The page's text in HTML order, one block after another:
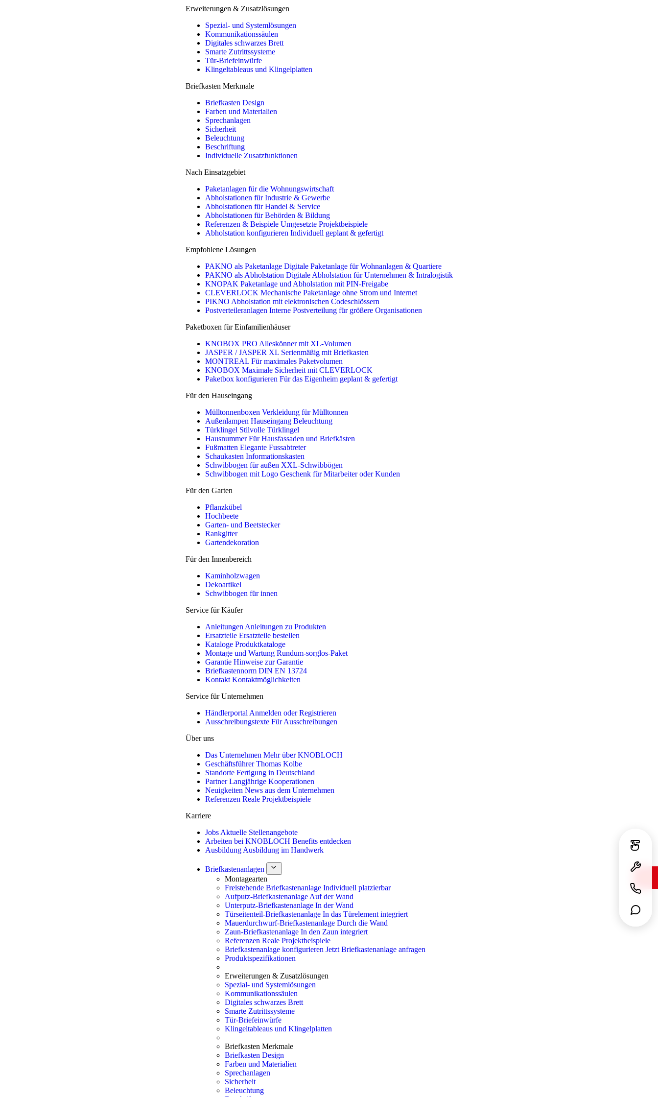
Erweiterungen & Zusatzlösungen
Spezial- und Systemlösungen
Kommunikationssäulen
Digitales schwarzes Brett
Smarte Zutrittssysteme
Tür-Briefeinwürfe
Klingeltableaus und Klingelplatten
Briefkasten Merkmale
Briefkasten Design
Farben und Materialien
Sprechanlagen
Sicherheit
Beleuchtung
Beschriftung
Individuelle Zusatzfunktionen
Nach Einsatzgebiet
Paketanlagen für die Wohnungswirtschaft
Abholstationen für Industrie & Gewerbe
Abholstationen für Handel & Service
Abholstationen für Behörden & Bildung
Referenzen & Beispiele Umgesetzte Projektbeispiele
Abholstation konfigurieren Individuell geplant & gefertigt
Empfohlene Lösungen
PAKNO als Paketanlage Digitale Paketanlage für Wohnanlagen & Quartiere
PAKNO als Abholstation Digitale Abholstation für Unternehmen & Intralogistik
KNOPAK Paketanlage und Abholstation mit PIN-Freigabe
CLEVERLOCK Mechanische Paketanlage ohne Strom und Internet
PIKNO Abholstation mit elektronischen Codeschlössern
Postverteileranlagen Interne Postverteilung für größere Organisationen
Paketboxen für Einfamilienhäuser
KNOBOX PRO Alleskönner mit XL-Volumen
JASPER / JASPER XL Serienmäßig mit Briefkasten
MONTREAL Für maximales Paketvolumen
KNOBOX Maximale Sicherheit mit CLEVERLOCK
Paketbox konfigurieren Für das Eigenheim geplant & gefertigt
Für den Hauseingang
Mülltonnenboxen Verkleidung für Mülltonnen
Außenlampen Hauseingang Beleuchtung
Türklingel Stilvolle Türklingel
Hausnummer Für Hausfassaden und Briefkästen
Fußmatten Elegante Fussabtreter
Schaukasten Informationskasten
Schwibbogen für außen XXL-Schwibbögen
Schwibbogen mit Logo Geschenk für Mitarbeiter oder Kunden
Für den Garten
Pflanzkübel
Hochbeete
Garten- und Beetstecker
Rankgitter
Gartendekoration
Für den Innenbereich
Kaminholzwagen
Dekoartikel
Schwibbogen für innen
Service für Käufer
Anleitungen Anleitungen zu Produkten
Ersatzteile Ersatzteile bestellen
Kataloge Produktkataloge
Montage und Wartung Rundum-sorglos-Paket
Garantie Hinweise zur Garantie
Briefkastennorm DIN EN 13724
Kontakt Kontaktmöglichkeiten
Service für Unternehmen
Händlerportal Anmelden oder Registrieren
Ausschreibungstexte Für Ausschreibungen
Über uns
Das Unternehmen Mehr über KNOBLOCH
Geschäftsführer Thomas Kolbe
Standorte Fertigung in Deutschland
Partner Langjährige Kooperationen
Neuigkeiten News aus dem Unternehmen
Referenzen Reale Projektbeispiele
Karriere
Jobs Aktuelle Stellenangebote
Arbeiten bei KNOBLOCH Benefits entdecken
Ausbildung Ausbildung im Handwerk
Briefkastenanlagen
Montagearten
Freistehende Briefkastenanlage Individuell platzierbar
Aufputz-Briefkastenanlage Auf der Wand
Unterputz-Briefkastenanlage In der Wand
Türseitenteil-Briefkastenanlage In das Türelement integriert
Mauerdurchwurf-Briefkastenanlage Durch die Wand
Zaun-Briefkastenanlage In den Zaun integriert
Referenzen Reale Projektbeispiele
Briefkastenanlage konfigurieren Jetzt Briefkastenanlage anfragen
Produktspezifikationen
Erweiterungen & Zusatzlösungen
Spezial- und Systemlösungen
Kommunikationssäulen
Digitales schwarzes Brett
Smarte Zutrittssysteme
Tür-Briefeinwürfe
Klingeltableaus und Klingelplatten
Briefkasten Merkmale
Briefkasten Design
Farben und Materialien
Sprechanlagen
Sicherheit
Beleuchtung